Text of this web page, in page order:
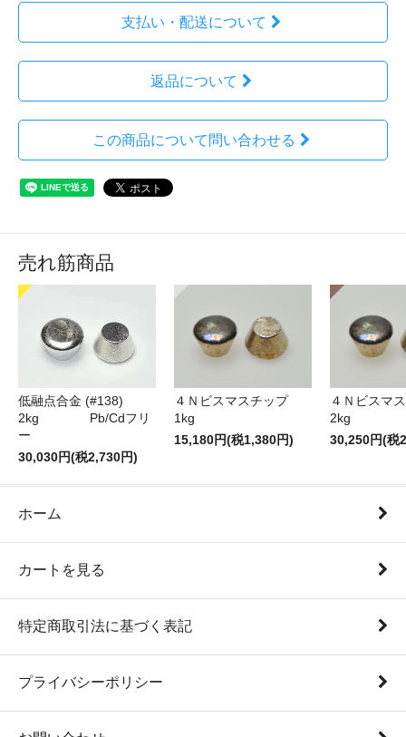
支払い・配送について
返品について
この商品について問い合わせる
売れ筋商品
低融点合金 (#138)
2kg Pb/Cdフリ
ー
30,030円(税2,730円)
４Ｎビスマスチップ
1kg
15,180円(税1,380円)
４Ｎビスマ
2kg
30,250円(税
ホーム
カートを見る
特定商取引法に基づく表記
プライバシーポリシー